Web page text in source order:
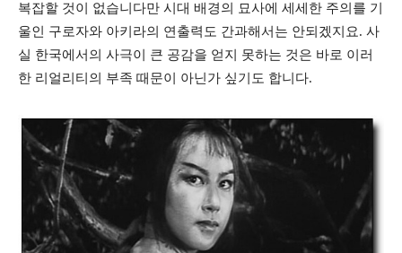
복잡할 것이 없습니다만 시대 배경의 묘사에 세세한 주의를 기
울인 구로자와 아키라의 연출력도 간과해서는 안되겠지요. 사
실 한국에서의 사극이 큰 공감을 얻지 못하는 것은 바로 이러
한 리얼리티의 부족 때문이 아닌가 싶기도 합니다.